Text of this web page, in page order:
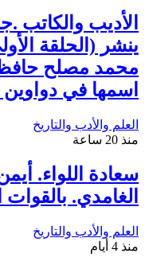
الأديب والكاتب
ينشر (الحلقة
محمد مصلح حافظ
اسمها في دواوين
العلم والأدب والتاريخ
منذ 20 ساعة
سعادة اللواء.
الغامدي.
العلم والأدب والتاريخ
منذ 4 أيام